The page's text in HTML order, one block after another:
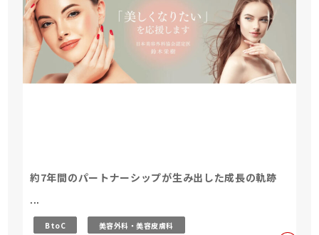
約7年間のパートナーシップが生み出した成長の軌跡
...
BtoC 美容外科・美容皮膚科